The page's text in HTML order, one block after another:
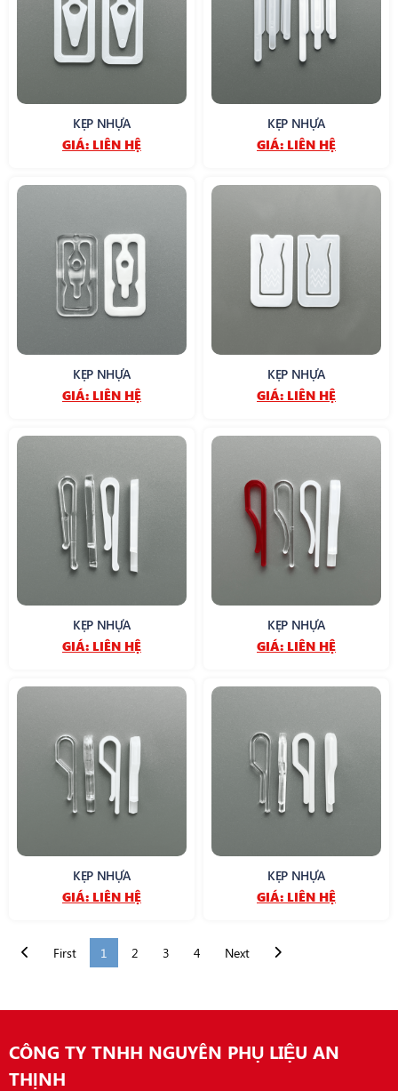
KẸP NHỰA
GIÁ: LIÊN HỆ
KẸP NHỰA
GIÁ: LIÊN HỆ
KẸP NHỰA
GIÁ: LIÊN HỆ
KẸP NHỰA
GIÁ: LIÊN HỆ
KẸP NHỰA
GIÁ: LIÊN HỆ
KẸP NHỰA
GIÁ: LIÊN HỆ
KẸP NHỰA
GIÁ: LIÊN HỆ
KẸP NHỰA
GIÁ: LIÊN HỆ
First 1 2 3 4 Next
CÔNG TY TNHH NGUYÊN PHỤ LIỆU AN
THỊNH